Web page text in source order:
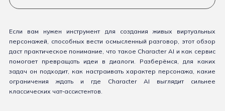
Если вам нужен инструмент для создания живых виртуальных
персонажей, способных вести осмысленный разговор, этот обзор
даст практическое понимание, что такое Character AI и как сервис
помогает превращать идеи в диалоги. Разберёмся, для каких
задач он подходит, как настраивать характер персонажа, какие
ограничения ждать и где Character AI выглядит сильнее
классических чат‑ассистентов.